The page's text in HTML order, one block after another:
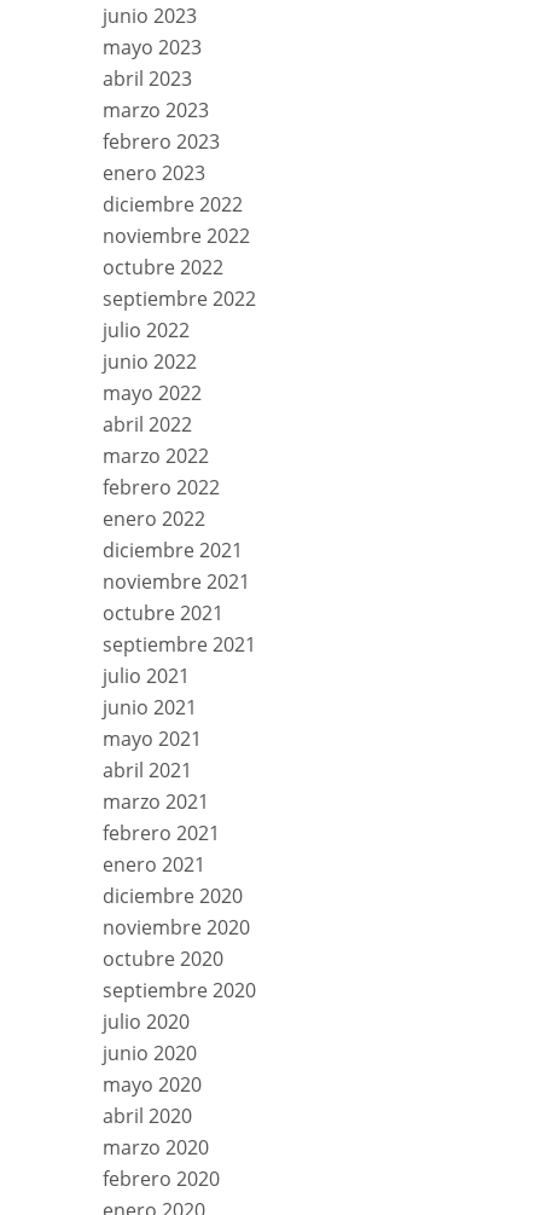
junio 2023
mayo 2023
abril 2023
marzo 2023
febrero 2023
enero 2023
diciembre 2022
noviembre 2022
octubre 2022
septiembre 2022
julio 2022
junio 2022
mayo 2022
abril 2022
marzo 2022
febrero 2022
enero 2022
diciembre 2021
noviembre 2021
octubre 2021
septiembre 2021
julio 2021
junio 2021
mayo 2021
abril 2021
marzo 2021
febrero 2021
enero 2021
diciembre 2020
noviembre 2020
octubre 2020
septiembre 2020
julio 2020
junio 2020
mayo 2020
abril 2020
marzo 2020
febrero 2020